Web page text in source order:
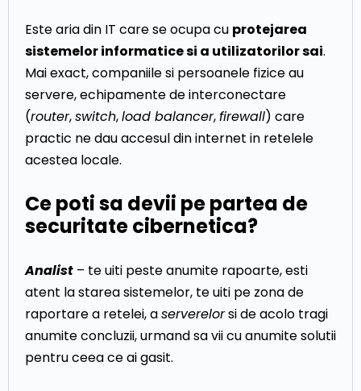
Este aria din IT care se ocupa cu protejarea
sistemelor informatice si a utilizatorilor sai.
Mai exact, companiile si persoanele fizice au
servere, echipamente de interconectare
(router,switch,load balancer,firewall) care
practic ne dau accesul din internet in retelele
acestea locale.
Ce poti sa devii pe partea de
securitate cibernetica?
Analist – te uiti peste anumite rapoarte, esti
atent la starea sistemelor, te uiti pe zona de
raportare a retelei, aserverelorsi de acolo tragi
anumite concluzii, urmand sa vii cu anumite solutii
pentru ceea ce ai gasit.